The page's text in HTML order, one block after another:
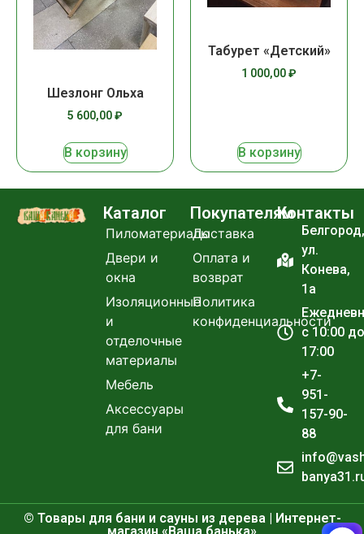
Шезлонг Ольха
5 600,00₽
В корзину
Табурет «Детский»
1 000,00₽
В корзину
Каталог
Пиломатериалы
Двери и
окна
Изоляционные
и
отделочные
материалы
Мебель
Аксессуары
для бани
Покупателям
Доставка
Оплата и
возврат
Политика
конфиденциальности
Контакты
Белгород,
ул.
Конева,
1а
с 10:00 до
17:00
+7-
951-
157-90-
88
© Товары для бани и сауны из дерева | Интернет-